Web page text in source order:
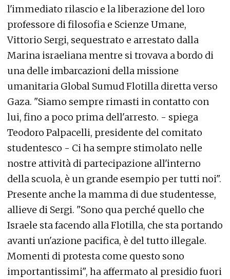
l'immediato rilascio e la liberazione del loro
professore di filosofia e Scienze Umane,
Vittorio Sergi, sequestrato e arrestato dalla
Marina israeliana mentre si trovava a bordo di
una delle imbarcazioni della missione
umanitaria Global Sumud Flotilla diretta verso
Gaza. "Siamo sempre rimasti in contatto con
lui, fino a poco prima dell'arresto. - spiega
Teodoro Palpacelli, presidente del comitato
studentesco - Ci ha sempre stimolato nelle
nostre attività di partecipazione all'interno
della scuola, è un grande esempio per tutti noi".
Presente anche la mamma di due studentesse,
allieve di Sergi. "Sono qua perché quello che
Israele sta facendo alla Flotilla, che sta portando
avanti un'azione pacifica, è del tutto illegale.
Momenti di protesta come questo sono
importantissimi", ha affermato al presidio fuori